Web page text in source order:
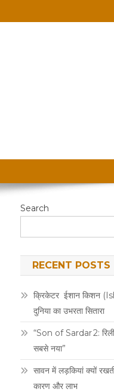
Search
RECENT POSTS
क्रिकेटर ईशान किशन
दुनिया का उभरता सितारा
“Son of Sardar 2:
सबसे नया”
सावन में लड़कियां क्यों
कारण और लाभ